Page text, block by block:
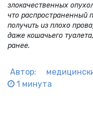
злокачественных
что распространенный
получить из плохо
даже кошачьего
ранее.
Автор:
1 минута